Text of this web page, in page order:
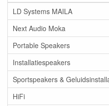
LD Systems MAILA
Next Audio Moka
Portable Speakers
Installatiespeakers
Sportspeakers &
HiFi